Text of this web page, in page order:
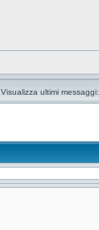
Visualizza ultimi messaggi: